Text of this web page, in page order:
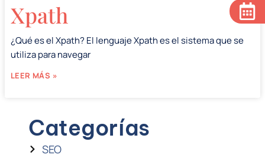
Xpath
¿Qué es el Xpath? El lenguaje Xpath es el sistema que se
utiliza para navegar
LEER MÁS »
Categorías
SEO